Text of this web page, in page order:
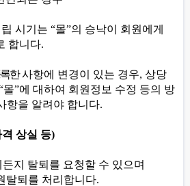
시기는 “몰”의 승낙이 회원에게
합니다.
한 사항에 변경이 있는 경우,상당
몰”에 대하여 회원정보 수정 등의 방
항을 알려야 합니다.
상실 등)
든지 탈퇴를 요청할 수 있으며
탈퇴를 처리합니다.